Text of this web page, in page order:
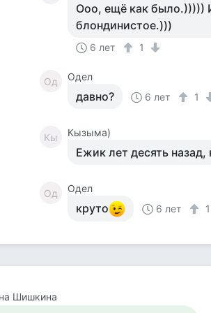
Ооо, ещё как было.)))))
блондинистое.)))
6 лет 1
Од Одел
давно? 6 лет 1
Кы Кызыма)
Ежик лет десять назад,
Од Одел
круто 6 лет 1
Шишкина